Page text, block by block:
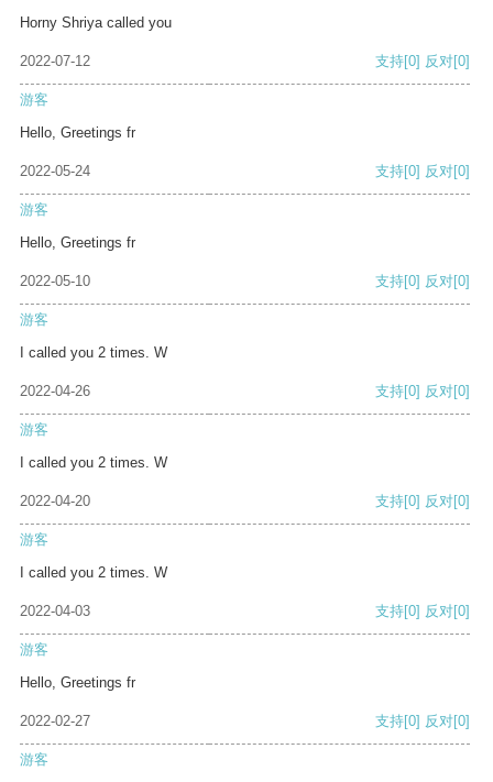
Horny Shriya called you
2022-07-12 支持[0] 反对[0]
游客
Hello, Greetings fr
2022-05-24 支持[0] 反对[0]
游客
Hello, Greetings fr
2022-05-10 支持[0] 反对[0]
游客
I called you 2 times. W
2022-04-26 支持[0] 反对[0]
游客
I called you 2 times. W
2022-04-20 支持[0] 反对[0]
游客
I called you 2 times. W
2022-04-03 支持[0] 反对[0]
游客
Hello, Greetings fr
2022-02-27 支持[0] 反对[0]
游客